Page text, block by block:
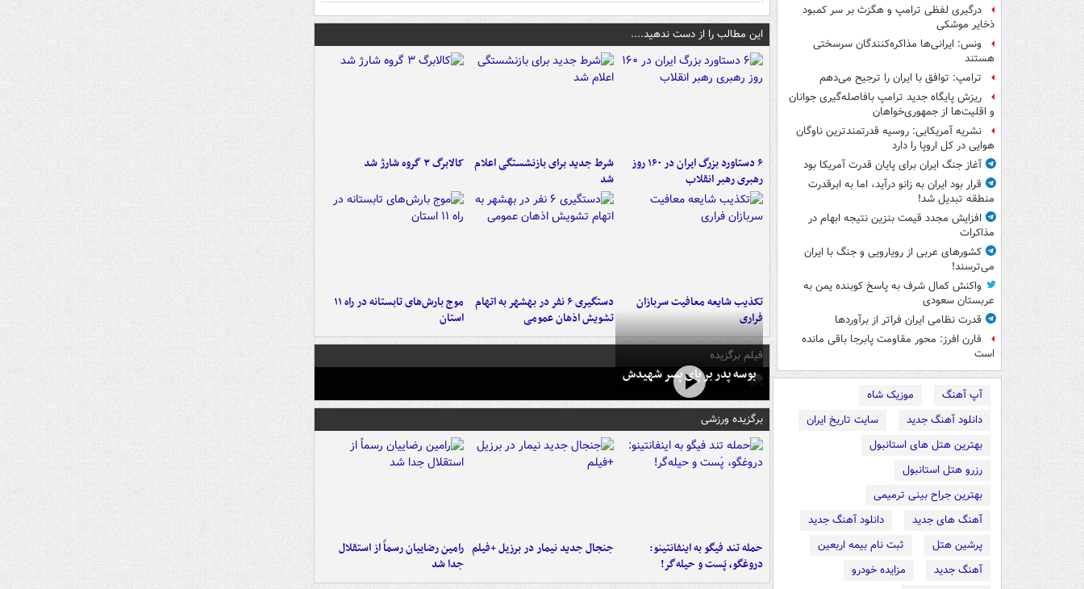
درگیری لفظی ترامپ و هگزث بر سر کمبود
ذخایر موشکی
ونس: ایرانی‌ها مذاکره‌کنندگان سرسختی
هستند
ترامپ: توافق با ایران را ترجیح می‌دهم
ریزش پایگاه جدید ترامپ بافاصله‌گیری جوانان
و اقلیت‌ها از جمهوری‌خواهان
نشریه آمریکایی: روسیه قدرتمندترین ناوگان
هوایی در کل اروپا را دارد
آغاز جنگ ایران برای پایان قدرت آمریکا بود
قرار بود ایران به زانو درآید، اما به ابرقدرت
منطقه تبدیل شد!
افزایش مجدد قیمت بنزین نتیجه ابهام در
مذاکرات
کشورهای عربی از رویارویی و جنگ با ایران
می‌ترسند!
واکنش کمال شرف به پاسخ کوبنده یمن به
عربستان سعودی
قدرت نظامی ایران فراتر از برآوردها
فارن افرز: محور مقاومت پابرجا باقی مانده
است
آپ آهنگ
موزیک شاه
دانلود آهنگ جدید
سایت تاریخ ایران
بهترین هتل های استانبول
رزرو هتل استانبول
بهترین جراح بینی ترمیمی
آهنگ های جدید
دانلود آهنگ جدید
پرشین هتل
ثبت نام بیمه اربعین
آهنگ جدید
مزایده خودرو
این مطالب را از دست ندهید....
۶ دستاورد بزرگ ایران در ۱۶۰ روز
رهبری رهبر انقلاب
شرط جدید برای بازنشستگی اعلام
شد
کالابرگ ۳ گروه شارژ شد
تکذیب شایعه معافیت سربازان
فراری
دستگیری ۶ نفر در بهشهر به اتهام
تشویش اذهان عمومی
موج بارش‌های تابستانه در راه ۱۱
استان
فیلم برگزیده
بوسه‌ پدر بر پای پسر شهیدش
برگزیده ورزشی
حمله تند فیگو به اینفانتینو:
دروغگو، پَست‌ و حیله‌گر!
جنجال جدید نیمار در برزیل +فیلم رامین رضاییان رسماً از استقلال
جدا شد